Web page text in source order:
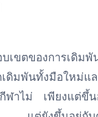
ขตของการเดิมพั
ดิมพันทั้งมือใหม่แ
าไม่ เพียงแต่ขึ้น